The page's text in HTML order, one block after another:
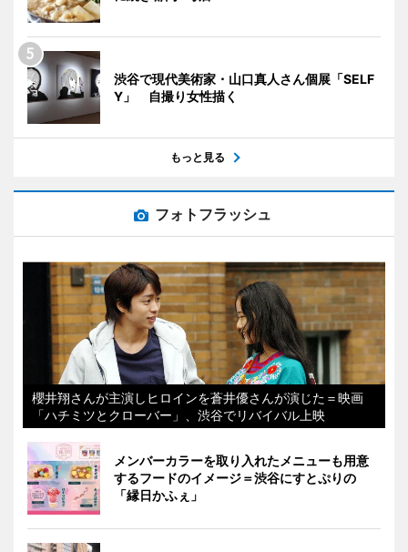
渋谷で現代美術家・山口真人さん個展「SELF
Y」 自撮り女性描く
もっと見る
フォトフラッシュ
櫻井翔さんが主演しヒロインを蒼井優さんが演じた＝映画
「ハチミツとクローバー」、渋谷でリバイバル上映
メンバーカラーを取り入れたメニューも用意
するフードのイメージ＝渋谷にすとぷりの
「縁日かふぇ」